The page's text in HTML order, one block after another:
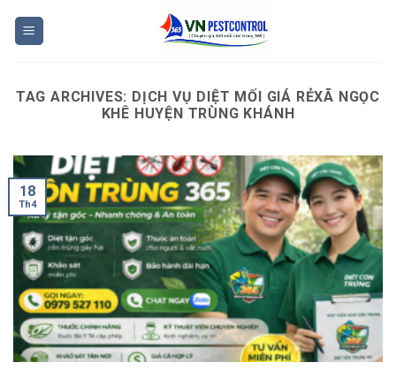
TAG ARCHIVES: DỊCH VỤ DIỆT MỐI GIÁ RẺXÃ NGỌC
KHÊ HUYỆN TRÙNG KHÁNH
18
Th4